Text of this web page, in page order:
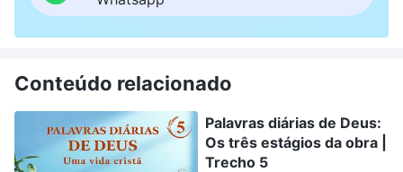
Conteúdo relacionado
Palavras diárias de Deus:
Os três estágios da obra |
Trecho 5